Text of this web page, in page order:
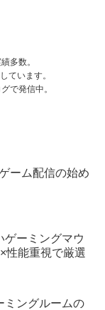
多数。
ています。
で発信中。
ーム配信の始め
ゲーミングマウ
性能重視で厳選
ミングルームの